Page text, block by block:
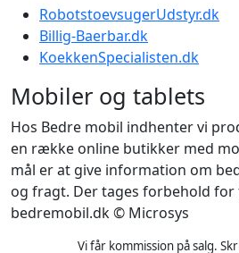
RobotstoevsugerUdstyr.dk
Billig-Baerbar.dk
KoekkenSpecialisten.dk
Mobiler og tablets
Hos Bedre mobil indhenter vi
en række online butikker med
mål er at give information om
og fragt. Der tages forbehold for
bedremobil.dk © Microsys
Vi får kommission på salg.